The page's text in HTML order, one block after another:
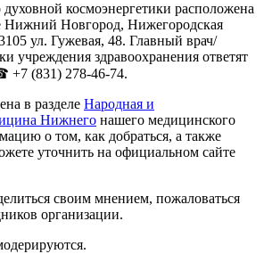
космоэнергетики расположена
Нижний Новгород, Нижегородская
ул. Гужевая, 48. Главный врач/
учреждения здравоохранения ответят
(831) 278-46-74.
в разделе Народная и
Нижнего нашего медицинского
о том, как добраться, а также
уточнить на официальном сайте
своим мнением, пожаловаться
организации.